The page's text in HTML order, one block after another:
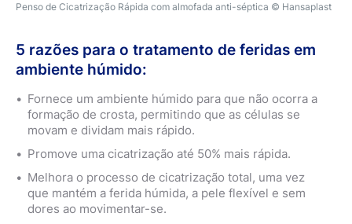
Penso de Cicatrização Rápida com almofada anti-séptica © Hansaplast
5 razões para o tratamento de feridas em
ambiente húmido:
Fornece um ambiente húmido para que não ocorra a
formação de crosta, permitindo que as células se
movam e dividam mais rápido.
Promove uma cicatrização até 50% mais rápida.
Melhora o processo de cicatrização total, uma vez
que mantém a ferida húmida, a pele flexível e sem
dores ao movimentar-se.